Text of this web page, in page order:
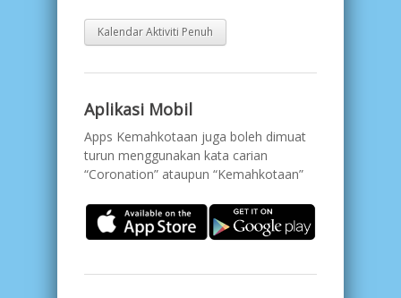
Kalendar Aktiviti Penuh
Aplikasi Mobil
Apps Kemahkotaan juga boleh dimuat
turun menggunakan kata carian
“Coronation” ataupun “Kemahkotaan”